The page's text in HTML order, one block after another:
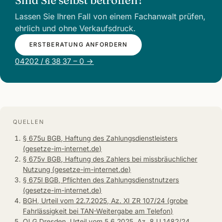
Lassen Sie Ihren Fall von einem Fachanwalt prüfen,
ehrlich und ohne Verkaufsdruck.
ERSTBERATUNG ANFORDERN
04202 / 6 38 37 – 0 →
QUELLEN
§ 675u BGB, Haftung des Zahlungsdienstleisters
(gesetze-im-internet.de)
§ 675v BGB, Haftung des Zahlers bei missbräuchlicher
Nutzung (gesetze-im-internet.de)
§ 675l BGB, Pflichten des Zahlungsdienstnutzers
(gesetze-im-internet.de)
BGH, Urteil vom 22.7.2025, Az. XI ZR 107/24 (grobe
Fahrlässigkeit bei TAN-Weitergabe am Telefon)